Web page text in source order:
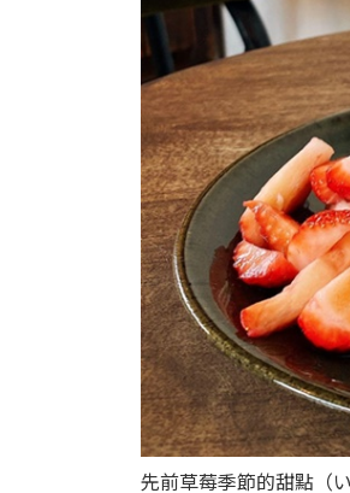
先前草莓季節的甜點（